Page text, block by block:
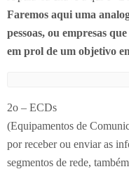
Faremos aqui uma
pessoas, ou empresas
em prol de um objetivo
2o – ECDs
(Equipamentos de
por receber ou enviar as
segmentos de rede,